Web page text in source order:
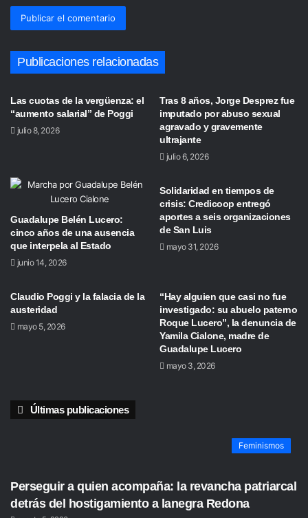
Publicaciones relacionadas
Las cuotas de la vergüenza: el
“aumento salarial” de Poggi
julio 8, 2026
Tras 8 años, Jorge Desprez fue
imputado por abuso sexual
agravado y gravemente
ultrajante
julio 6, 2026
Guadalupe Belén Lucero:
cinco años de una ausencia
que interpela al Estado
junio 14, 2026
Solidaridad en tiempos de
crisis: Credicoop entregó
aportes a seis organizaciones
de San Luis
mayo 31, 2026
Claudio Poggi y la falacia de la
austeridad
mayo 5, 2026
“Hay alguien que casi no fue
investigado: su abuelo paterno
Roque Lucero”, la denuncia de
Yamila Cialone, madre de
Guadalupe Lucero
mayo 3, 2026
Últimas publicaciones
Feminismos
Perseguir a quien acompaña: la revancha patriarcal
detrás del hostigamiento a lanegra Redona